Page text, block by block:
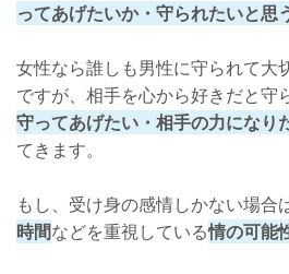
ってあげたいか・守られたいと思
女性なら誰しも男性に守られて大
ですが、相手を心から好きだと守
守ってあげたい・相手の力になり
てきます。
もし、受け身の感情しかない場合は
時間などを重視している情の可能